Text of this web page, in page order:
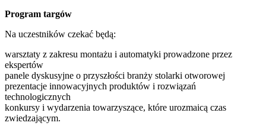
Program targów
Na uczestników czekać będą:
warsztaty z zakresu montażu i automatyki prowadzone przez
ekspertów
panele dyskusyjne o przyszłości branży stolarki otworowej
prezentacje innowacyjnych produktów i rozwiązań
technologicznych
konkursy i wydarzenia towarzyszące, które urozmaicą czas
zwiedzającym.